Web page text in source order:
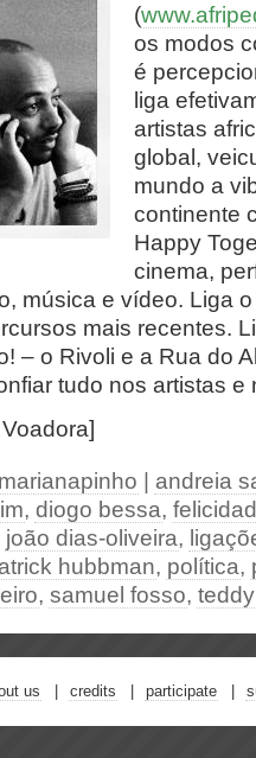
(
os modos
é
liga
artistas
global,
mundo a
continente
Happy
cinema,
música e vídeo. Liga
mais recentes.
– o Rivoli e a Rua do
tudo nos artistas e
marianapinho
andreia
, diogo bessa,
joão dias-oliveira,
hubbman, política,
, samuel fosso,
us credits participate